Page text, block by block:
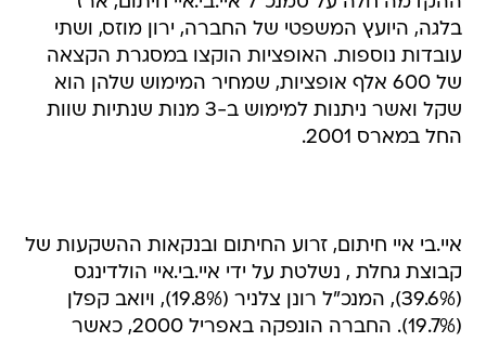
בלגה, היועץ המשפטי של החברה, ירון מוזס, ושתי
עובדות נוספות. האופציות הוקצו במסגרת הקצאה
של 600 אלף אופציות, שמחיר המימוש שלהן הוא
שקל ואשר ניתנות למימוש ב-3 מנות שנתיות שוות
החל במארס 2001.
איי.בי איי חיתום, זרוע החיתום ובנקאות ההשקעות של
קבוצת גחלת , נשלטת על ידי איי.בי.איי הולדינגס
(39.6%), המנכ"ל רונן צלניר (19.8%), ויואב קפלן
(19.7%). החברה הונפקה באפריל 2000, כאשר